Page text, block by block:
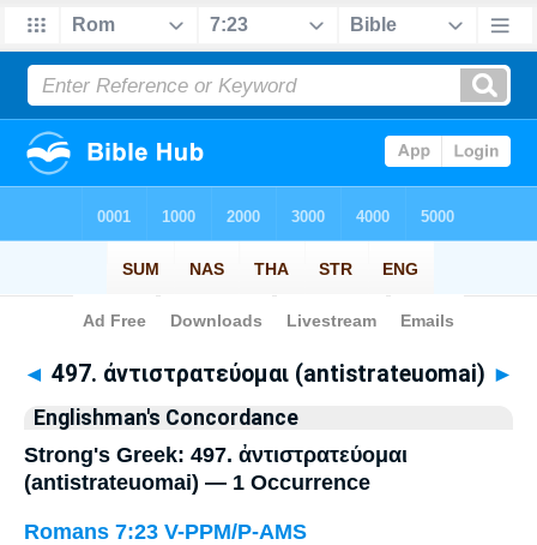
Bible>Strong's > Greek
◄ 497. ἀντιστρατεύομαι (antistrateuomai) ►
Englishman's Concordance
Strong's Greek: 497. ἀντιστρατεύομαι
(antistrateuomai) — 1 Occurrence
Romans 7:23 V-PPM/P-AMS